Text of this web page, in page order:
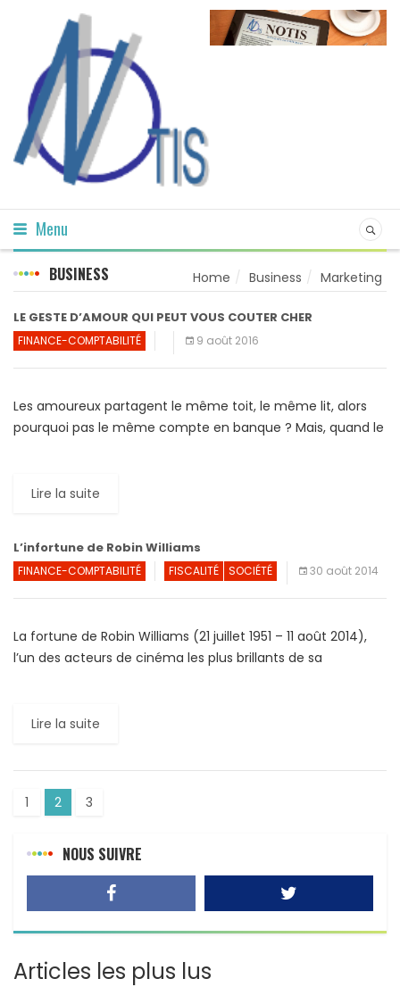
Menu
BUSINESS Home Business Marketing
LE GESTE D’AMOUR QUI PEUT VOUS COUTER CHER
FINANCE-COMPTABILITÉ 9 août 2016
Les amoureux partagent le même toit, le même lit, alors
pourquoi pas le même compte en banque ? Mais, quand le
Lire la suite
L’infortune de Robin Williams
FINANCE-COMPTABILITÉ FISCALITÉ SOCIÉTÉ 30 août 2014
La fortune de Robin Williams (21 juillet 1951 – 11 août 2014),
l’un des acteurs de cinéma les plus brillants de sa
Lire la suite
1 2 3
NOUS SUIVRE
Articles les plus lus